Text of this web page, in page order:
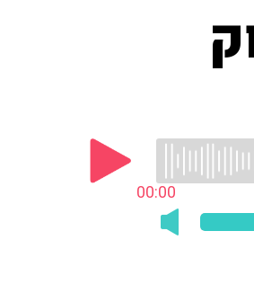
00:00